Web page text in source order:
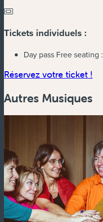
Tickets individuels :
Day pass Free seating :
Réservez votre ticket !
Autres Musiques